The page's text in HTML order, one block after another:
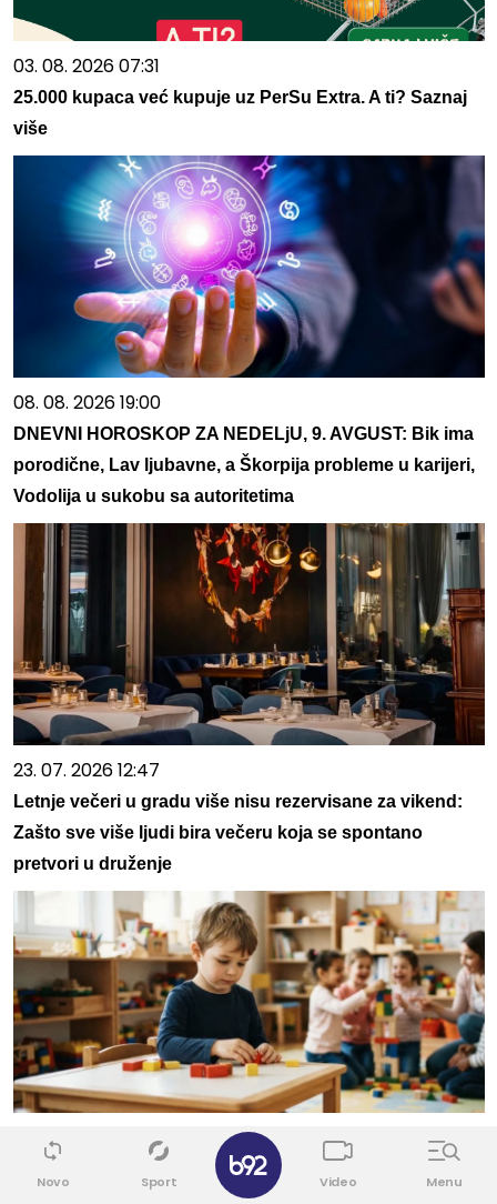
03. 08. 2026 07:31
25.000 kupaca već kupuje uz PerSu Extra. A ti? Saznaj
više
08. 08. 2026 19:00
DNEVNI HOROSKOP ZA NEDELjU, 9. AVGUST: Bik ima
porodične, Lav ljubavne, a Škorpija probleme u karijeri,
Vodolija u sukobu sa autoritetima
23. 07. 2026 12:47
Letnje večeri u gradu više nisu rezervisane za vikend:
Zašto sve više ljudi bira večeru koja se spontano
pretvori u druženje
08. 08. 2026 16:10
Dete sa autizmom polivali vodom i mazali mu lak na
Novo Sport Video Menu
✕